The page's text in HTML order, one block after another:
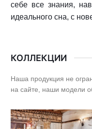
себе все знания,
идеального сна, с
КОЛЛЕКЦИИ
Наша продукция не
на сайте, наши модели